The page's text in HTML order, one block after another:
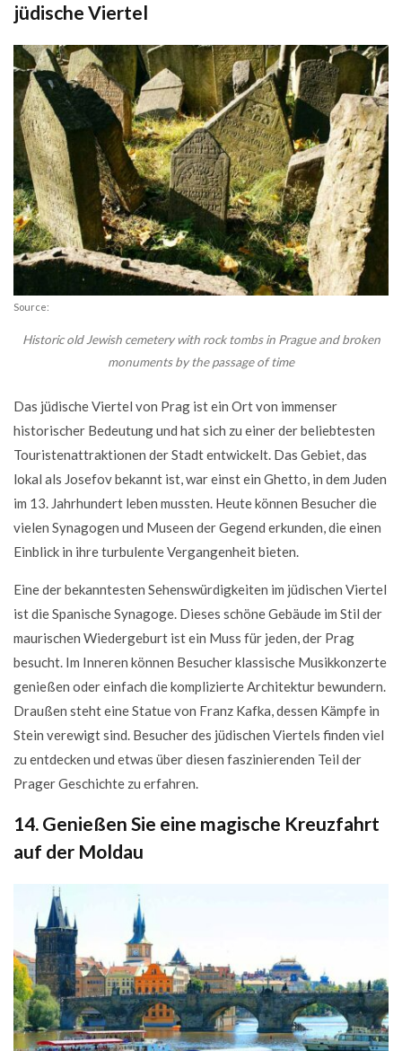
jüdische Viertel
Source:
Historic old Jewish cemetery with rock tombs in Prague and broken
monuments by the passage of time
Das jüdische Viertel von Prag ist ein Ort von immenser
historischer Bedeutung und hat sich zu einer der beliebtesten
Touristenattraktionen der Stadt entwickelt. Das Gebiet, das
lokal als Josefov bekannt ist, war einst ein Ghetto, in dem Juden
im 13. Jahrhundert leben mussten. Heute können Besucher die
vielen Synagogen und Museen der Gegend erkunden, die einen
Einblick in ihre turbulente Vergangenheit bieten.
Eine der bekanntesten Sehenswürdigkeiten im jüdischen Viertel
ist die Spanische Synagoge. Dieses schöne Gebäude im Stil der
maurischen Wiedergeburt ist ein Muss für jeden, der Prag
besucht. Im Inneren können Besucher klassische Musikkonzerte
genießen oder einfach die komplizierte Architektur bewundern.
Draußen steht eine Statue von Franz Kafka, dessen Kämpfe in
Stein verewigt sind. Besucher des jüdischen Viertels finden viel
zu entdecken und etwas über diesen faszinierenden Teil der
Prager Geschichte zu erfahren.
14. Genießen Sie eine magische Kreuzfahrt
auf der Moldau